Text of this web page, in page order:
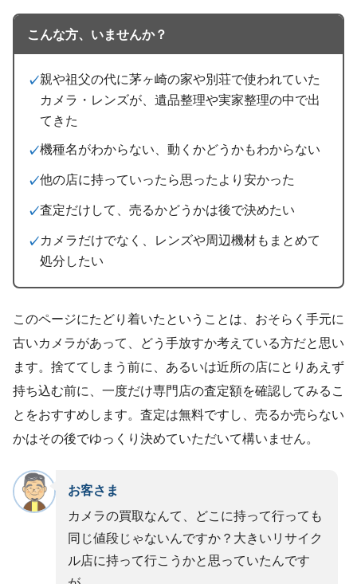
こんな方、いませんか？
親や祖父の代に茅ヶ崎の家や別荘で使われていた
カメラ・レンズが、遺品整理や実家整理の中で出
てきた
機種名がわからない、動くかどうかもわからない
他の店に持っていったら思ったより安かった
査定だけして、売るかどうかは後で決めたい
カメラだけでなく、レンズや周辺機材もまとめて
処分したい
このページにたどり着いたということは、おそらく手元に
古いカメラがあって、どう手放すか考えている方だと思い
ます。捨ててしまう前に、あるいは近所の店にとりあえず
持ち込む前に、一度だけ専門店の査定額を確認してみるこ
とをおすすめします。査定は無料ですし、売るか売らない
かはその後でゆっくり決めていただいて構いません。
お客さま
カメラの買取なんて、どこに持って行っても
同じ値段じゃないんですか？大きいリサイク
ル店に持って行こうかと思っていたんです